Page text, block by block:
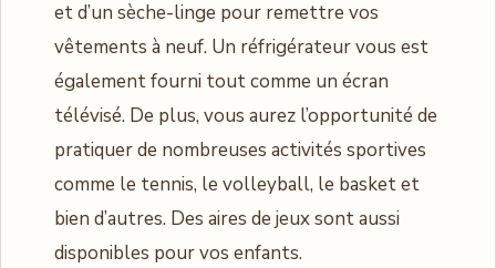
et d’un sèche-linge pour remettre vos
vêtements à neuf. Un réfrigérateur vous est
également fourni tout comme un écran
télévisé. De plus, vous aurez l’opportunité de
pratiquer de nombreuses activités sportives
comme le tennis, le volleyball, le basket et
bien d’autres. Des aires de jeux sont aussi
disponibles pour vos enfants.